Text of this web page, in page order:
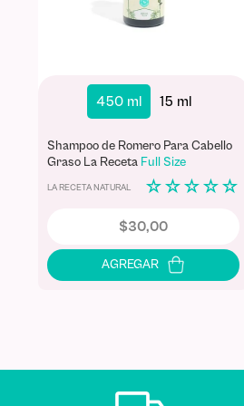
450 ml 15 ml
Shampoo de Romero Para Cabello
Graso La Receta Full Size
LA RECETA NATURAL ☆ ☆ ☆ ☆ ☆
$30,00